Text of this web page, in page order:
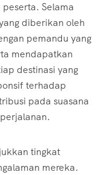
Selama
diberikan oleh
pemandu yang
mendapatkan
destinasi yang
terhadap
pada suasana
tingkat
mereka.